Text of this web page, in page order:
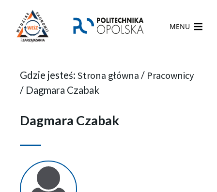
MENU
Gdzie jesteś: Strona główna / Pracownicy
/ Dagmara Czabak
Dagmara Czabak